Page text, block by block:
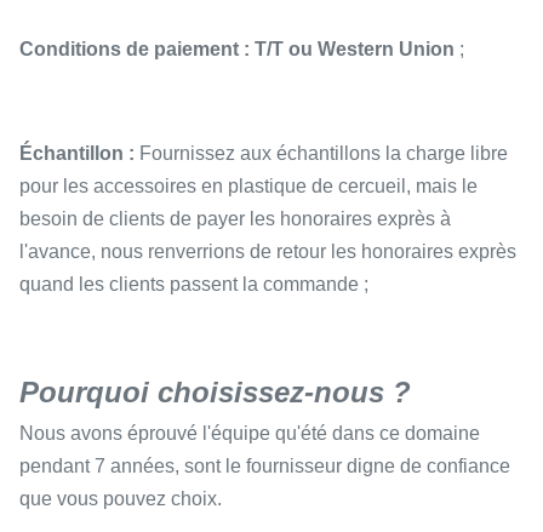
Conditions de paiement : T/T ou Western Union ;
Échantillon : Fournissez aux échantillons la charge libre
pour les accessoires en plastique de cercueil, mais le
besoin de clients de payer les honoraires exprès à
l'avance, nous renverrions de retour les honoraires exprès
quand les clients passent la commande ;
Pourquoi choisissez-nous ?
Nous avons éprouvé l'équipe qu'été dans ce domaine
pendant 7 années, sont le fournisseur digne de confiance
que vous pouvez choix.